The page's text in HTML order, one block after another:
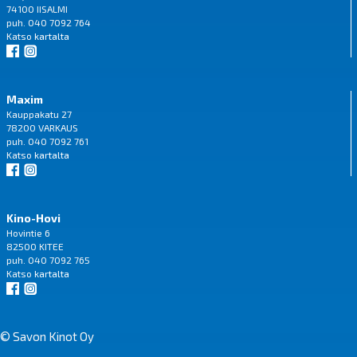
74100 IISALMI
puh. 040 7092 764
Katso kartalta
Maxim
Kauppakatu 27
78200 VARKAUS
puh. 040 7092 761
Katso kartalta
Kino-Hovi
Hovintie 6
82500 KITEE
puh. 040 7092 765
Katso kartalta
© Savon Kinot Oy